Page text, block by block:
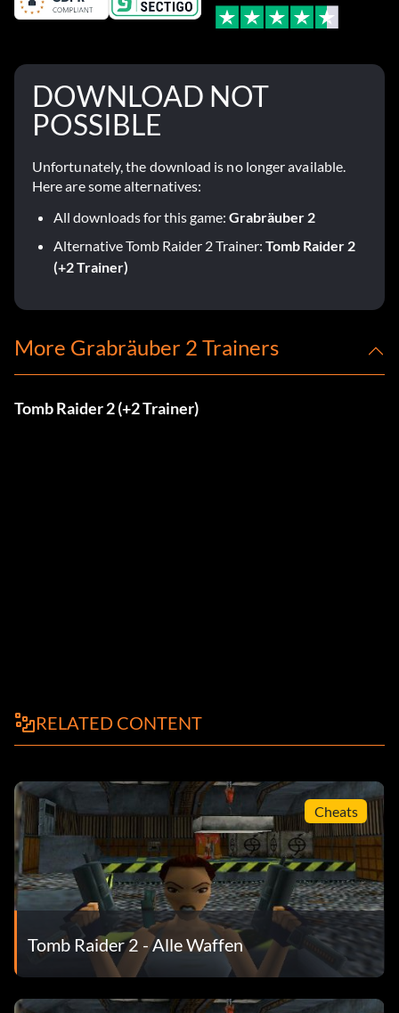
DOWNLOAD NOT
POSSIBLE
Unfortunately, the download is no longer available.
Here are some alternatives:
All downloads for this game: Grabräuber 2
Alternative Tomb Raider 2 Trainer: Tomb Raider 2
(+2 Trainer)
More Grabräuber 2 Trainers
Tomb Raider 2 (+2 Trainer)
RELATED CONTENT
Cheats
Tomb Raider 2 - Alle Waffen